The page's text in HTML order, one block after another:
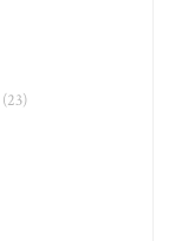
(23)